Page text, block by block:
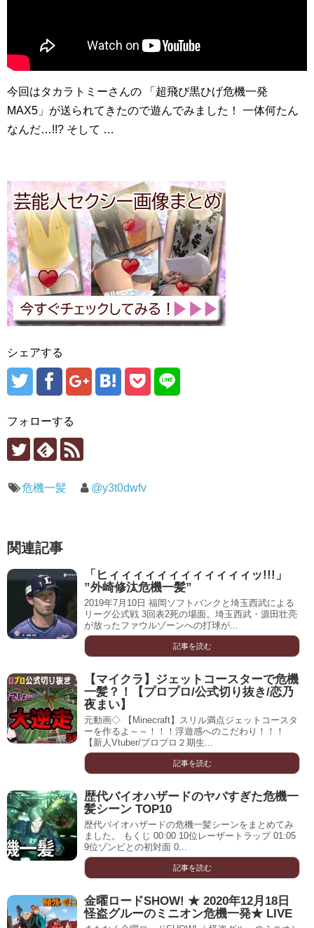
今回はタカラトミーさんの 「超飛び黒ひげ危機一発
MAX5」が送られてきたので遊んでみました！ 一体何たん
なんだ…!!? そして …
シェアする
フォローする
危機一髪 @y3t0dwfv
関連記事
「ヒィィィィィィィィィィィィッ!!!」
”外崎修汰危機一髪”
2019年7月10日 福岡ソフトバンクと埼玉西武による
リーグ公式戦 3回表2死の場面。埼玉西武・源田壮亮
が放ったファウルゾーンへの打球が...
記事を読む
【マイクラ】ジェットコースターで危機
一髪？！【プロプロ/公式切り抜き/恋乃
夜まい】
元動画◇ 【Minecraft】スリル満点ジェットコースタ
ーを作るよ～～！！！浮遊感へのこだわり！！！
【新人Vtuber/プロプロ２期生...
記事を読む
歴代バイオハザードのヤバすぎた危機一
髪シーン TOP10
歴代バイオハザードの危機一髪シーンをまとめてみ
ました。 もくじ 00:00 10位レーザートラップ 01:05
9位ゾンビとの初対面 0...
記事を読む
金曜ロードSHOW! ★ 2020年12月18日
怪盗グルーのミニオン危機一発★ LIVE